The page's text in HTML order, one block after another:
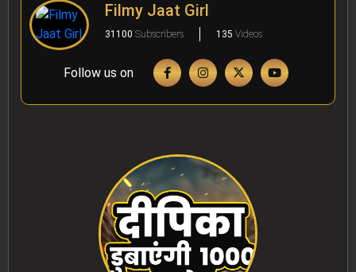
Filmy Jaat Girl
31100 Subscribers 135 Videos
Follow us on